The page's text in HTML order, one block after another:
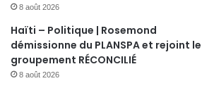
8 août 2026
Haïti – Politique | Rosemond
démissionne du PLANSPA et rejoint le
groupement RÉCONCILIÉ
8 août 2026